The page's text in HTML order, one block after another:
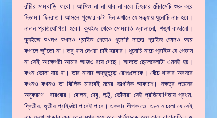
রাঁচীর মামাবাড়ি যাবো। আমিও না না যাব না বলে চিৎকার চেঁচামেচি শুরু করে
দিতাম। দিনরাত। আসলে পুজোর কটা দিন এখানে যে সন্ধ্যায় ধুনোচি নাচ হবে।
নানান প্রতিযোগিতা হবে। ক্যুইজ থেকে মোমবাতি জ্বালানো, শঙ্খ বাজানো।
ক্যুইজে কখনও কখনও প্রাইজ পেলেও ধুনোচি নাচের প্রাইজ কোনও বছর
কপালে জুটতো না। তবু নাম দেওয়া চাই হরবার। ধুনোচি নাচে প্রাইজ যে পেতাম
না সেই আক্ষেপটা আমার আজও রয়ে গেছে। আদতে ছেলেবেলাটা এমনই হয়।
কখন ভোলা যায় না। তার নানার অদ্ভুতুড়ে রেশগুলোকে। বেঁচে থাকার অবসরে
কখনও কখনও তা ঝিলিক মারবেই মনের কাল্পনিক আকাশে। নক্ষত্র পতনের
অনুকরণে। বারংবার। দোলন, দেবু, লাল্টু, ভোঁদারা সেই প্রতিযোগিতায় প্রথম,
দ্বিতীয়, তৃতীয় প্রাইজটা পাবেই পাবে। একবার দীপক তো এমন নাচলো যে সেই